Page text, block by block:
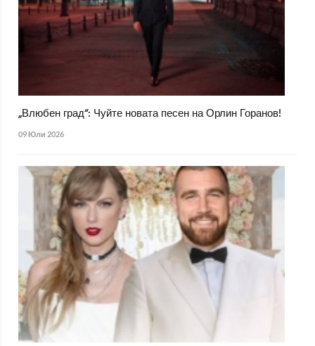
„Влюбен град“: Чуйте новата песен на Орлин Горанов!
09 Юли 2026